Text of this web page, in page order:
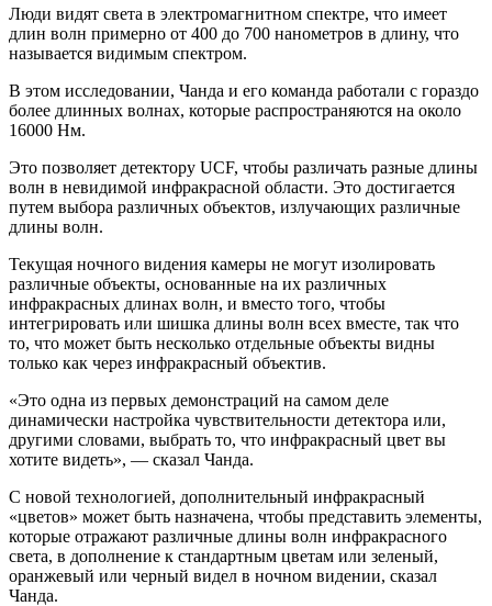
Люди видят света в электромагнитном спектре, что имеет
длин волн примерно от 400 до 700 нанометров в длину, что
называется видимым спектром.
В этом исследовании, Чанда и его команда работали с гораздо
более длинных волнах, которые распространяются на около
16000 Нм.
Это позволяет детектору UCF, чтобы различать разные длины
волн в невидимой инфракрасной области. Это достигается
путем выбора различных объектов, излучающих различные
длины волн.
Текущая ночного видения камеры не могут изолировать
различные объекты, основанные на их различных
инфракрасных длинах волн, и вместо того, чтобы
интегрировать или шишка длины волн всех вместе, так что
то, что может быть несколько отдельные объекты видны
только как через инфракрасный объектив.
«Это одна из первых демонстраций на самом деле
динамически настройка чувствительности детектора или,
другими словами, выбрать то, что инфракрасный цвет вы
хотите видеть», — сказал Чанда.
С новой технологией, дополнительный инфракрасный
«цветов» может быть назначена, чтобы представить элементы,
которые отражают различные длины волн инфракрасного
света, в дополнение к стандартным цветам или зеленый,
оранжевый или черный видел в ночном видении, сказал
Чанда.